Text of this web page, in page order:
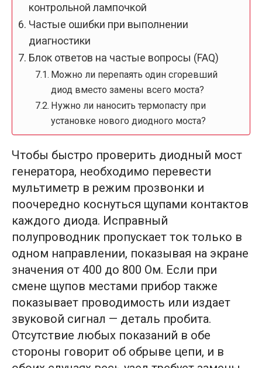
контрольной лампочкой
Частые ошибки при выполнении
диагностики
Блок ответов на частые вопросы (FAQ)
Можно ли перепаять один сгоревший
диод вместо замены всего моста?
Нужно ли наносить термопасту при
установке нового диодного моста?
Чтобы быстро проверить диодный мост
генератора, необходимо перевести
мультиметр в режим прозвонки и
поочередно коснуться щупами контактов
каждого диода. Исправный
полупроводник пропускает ток только в
одном направлении, показывая на экране
значения от 400 до 800 Ом. Если при
смене щупов местами прибор также
показывает проводимость или издает
звуковой сигнал — деталь пробита.
Отсутствие любых показаний в обе
стороны говорит об обрыве цепи, и в